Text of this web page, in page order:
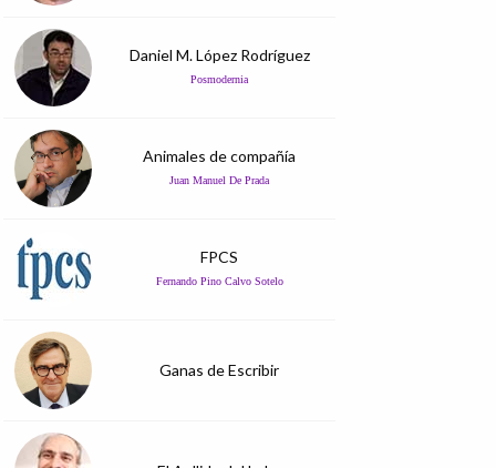
Daniel M. López Rodríguez
Posmodernia
Animales de compañía
Juan Manuel De Prada
FPCS
Fernando Pino Calvo Sotelo
Ganas de Escribir